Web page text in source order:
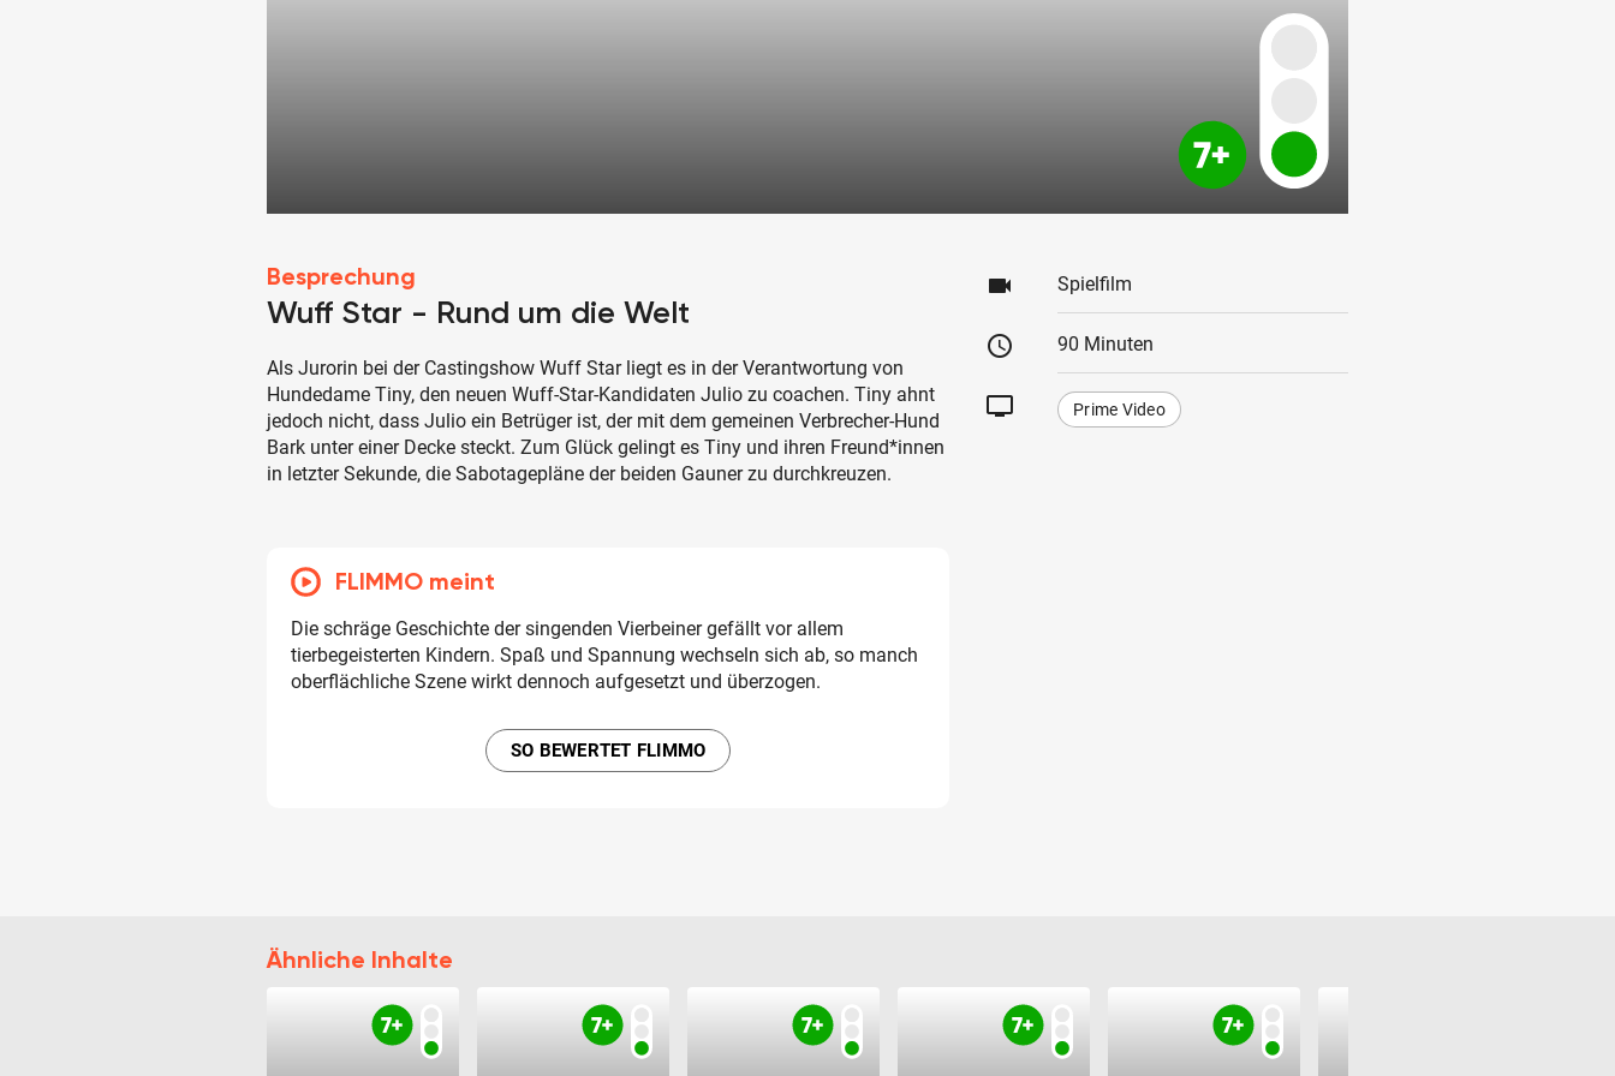
Besprechung
Wuff Star - Rund um die Welt
Als Jurorin bei der Castingshow Wuff Star liegt es in der Verantwortung von
Hundedame Tiny, den neuen Wuff-Star-Kandidaten Julio zu coachen. Tiny ahnt
jedoch nicht, dass Julio ein Betrüger ist, der mit dem gemeinen Verbrecher-Hund
Bark unter einer Decke steckt. Zum Glück gelingt es Tiny und ihren Freund*innen
in letzter Sekunde, die Sabotagepläne der beiden Gauner zu durchkreuzen.
FLIMMO meint
Die schräge Geschichte der singenden Vierbeiner gefällt vor allem
tierbegeisterten Kindern. Spaß und Spannung wechseln sich ab, so manch
oberflächliche Szene wirkt dennoch aufgesetzt und überzogen.
SO BEWERTET FLIMMO
videocam Spielfilm
schedule 90 Minuten
tv Prime Video
Ähnliche Inhalte